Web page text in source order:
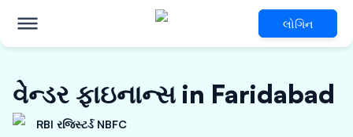
લોગિન
વેન્ડર ફાઇનાન્સ in Faridabad
RBI રજિસ્ટર્ડ NBFC